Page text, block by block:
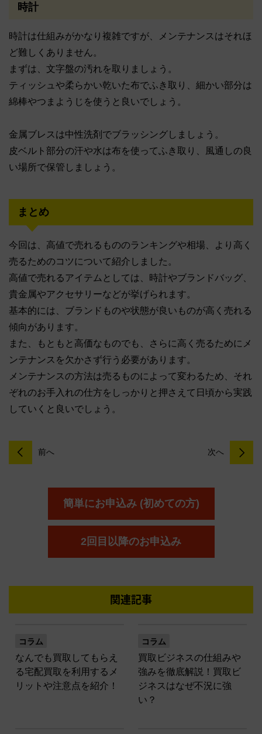
時計
時計は仕組みがかなり複雑ですが、メンテナンスはそれほ
ど難しくありません。
まずは、文字盤の汚れを取りましょう。
ティッシュや柔らかい乾いた布でふき取り、細かい部分は
綿棒やつまようじを使うと良いでしょう。
金属ブレスは中性洗剤でブラッシングしましょう。
皮ベルト部分の汗や水は布を使ってふき取り、風通しの良
い場所で保管しましょう。
まとめ
今回は、高値で売れるもののランキングや相場、より高く
売るためのコツについて紹介しました。
高値で売れるアイテムとしては、時計やブランドバッグ、
貴金属やアクセサリーなどが挙げられます。
基本的には、ブランドものや状態が良いものが高く売れる
傾向があります。
また、もともと高価なものでも、さらに高く売るためにメ
ンテナンスを欠かさず行う必要があります。
メンテナンスの方法は売るものによって変わるため、それ
ぞれのお手入れの仕方をしっかりと押さえて日頃から実践
していくと良いでしょう。
前へ 次へ
簡単にお申込み (初めての方)
2回目以降のお申込み
関連記事
コラム
なんでも買取してもらえ
る宅配買取を利用するメ
リットや注意点を紹介！
コラム
買取ビジネスの仕組みや
強みを徹底解説！買取ビ
ジネスはなぜ不況に強
い？